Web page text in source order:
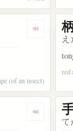
Dengarkan
(of an insect)
え
red
Dengarkanて